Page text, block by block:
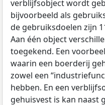
verblijfsobject wordt
bijvoorbeeld als
de gebruiksdoelen zijn
Aan één object
toegekend. Een
waarin een boerderij
zowel een
hebben. En een
gehuisvest is kan naast